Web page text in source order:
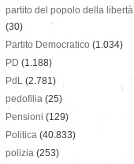
partito del popolo della libertà
(30)
Partito Democratico (1.034)
PD (1.188)
PdL (2.781)
pedofilia (25)
Pensioni (129)
Politica (40.833)
polizia (253)